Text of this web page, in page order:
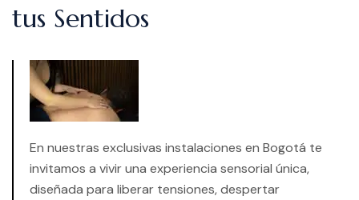
tus Sentidos
En nuestras exclusivas instalaciones en Bogotá te
invitamos a vivir una experiencia sensorial única,
diseñada para liberar tensiones, despertar